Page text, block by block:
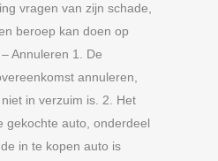
vragen van zijn schade,
beroep kan doen op
Annuleren 1. De
annuleren,
in verzuim is. 2. Het
gekochte auto, onderdeel
in te kopen auto is